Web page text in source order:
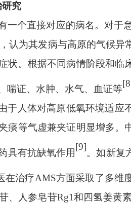
究
一个直接对应的病名。对于
认为其发病与高原的气候
状。根据不同病情阶段和
喘证、水肿、水气、血证等
于人体对高原低氧环境适应
痰等气虚兼夹证明显增多
具有抗缺氧作用
[9]
。如新复
在治疗AMS方面采取了多维
、人参皂苷Rg1和四氢姜黄